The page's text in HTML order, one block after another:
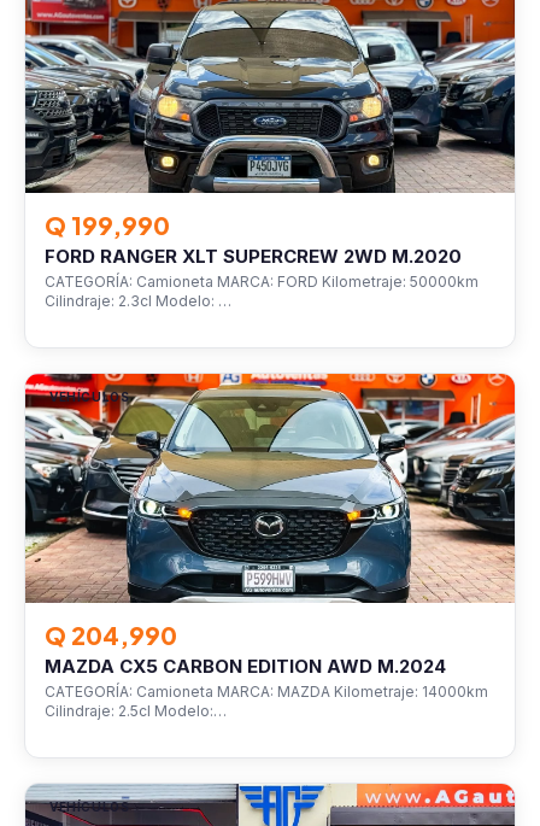
Q 199,990
FORD RANGER XLT SUPERCREW 2WD M.2020
CATEGORÍA: Camioneta MARCA: FORD Kilometraje: 50000km
Cilindraje: 2.3cl Modelo: …
VEHÍCULOS
Q 204,990
MAZDA CX5 CARBON EDITION AWD M.2024
CATEGORÍA: Camioneta MARCA: MAZDA Kilometraje: 14000km
Cilindraje: 2.5cl Modelo:…
VEHÍCULOS